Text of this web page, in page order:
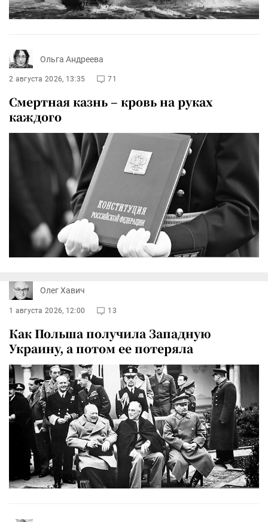
Ольга Андреева
2 августа 2026, 13:35 71
Смертная казнь – кровь на руках
каждого
Олег Хавич
1 августа 2026, 12:00 13
Как Польша получила Западную
Украину, а потом ее потеряла